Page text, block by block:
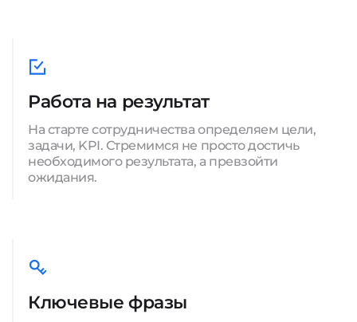
Работа на результат
На старте сотрудничества определяем цели,
задачи, KPI. Стремимся не просто достичь
необходимого результата, а превзойти
ожидания.
Ключевые фразы